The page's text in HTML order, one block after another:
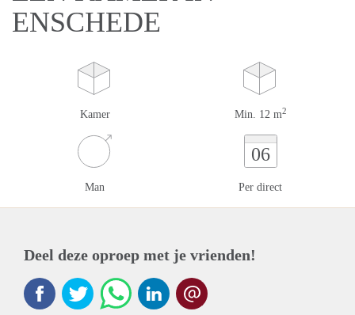
ENSCHEDE
Kamer Min. 12 m2
Man
06
Per direct
Deel deze oproep met je vrienden!